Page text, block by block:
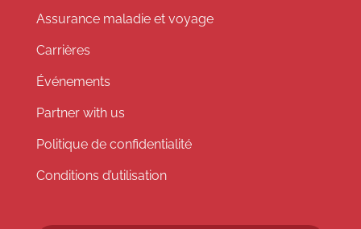
Assurance maladie et voyage
Carrières
Événements
Partner with us
Politique de confidentialité
Conditions d’utilisation